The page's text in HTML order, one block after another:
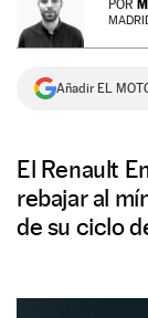
NEWSLETTER
SÍGUENOS
POR
Añadir EL
El Renault
rebajar al
de su ciclo